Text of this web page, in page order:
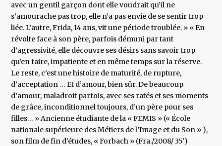
avec un gentil garçon dont elle voudrait qu’il ne
s’amourache pas trop, elle n’a pas envie de se sentir trop
liée. L’autre, Frida, 14 ans, vit une période troublée. » « En
révolte face à son père, parfois démuni par tant
d’agressivité, elle découvre ses désirs sans savoir trop
qu’en faire, impatiente et en même temps sur la réserve.
Le reste, c’est une histoire de maturité, de rupture,
d’acceptation … Et d’amour, bien sûr. De beaucoup
d’amour, maladroit parfois, avec ses ratés et ses moments
de grâce, inconditionnel toujours, d’un père pour ses
filles… » Ancienne étudiante de la « FEMIS » (« École
nationale supérieure des Métiers de l’Image et du Son » ),
son film de fin d’études, « Forbach » (Fra./2008/ 35′)